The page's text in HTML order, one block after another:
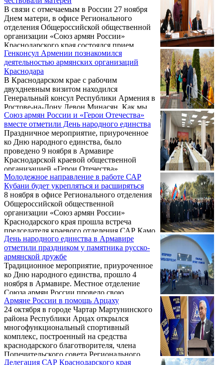
двукратным чемпионом Европейских игр,
двукратным обладателем Кубка Мира,
многократным победителем и призером
чемпионатов России Степаном
Маиловичем Маряняном.
В связи с отмечаемым в России 27 ноября
Днем матери, в офисе Регионального
отделения Общероссийской общественной
организации «Союз армян России»
Краснодарского края состоялся прием
матерей, среди которых были многодетные
матери, матери воспитывающие приемных
детей и детей-инвалидов, матери, сыновья
которых выполняют свой воинский долг в
ходе СВО.
Генконсул Армении познакомился
деятельностью армянских организаций
Краснодара
В Краснодарском крае с рабочим
двухдневным визитом находился
Генеральный консул Республики Армения в
Ростове-на-Дону Левон Минасян. Как мы
уже сообщали, он был принят губернатором
Краснодарского края Вениамином
Кондратьевым, с которым были обсуждены
перспективы сотрудничества между
Кубанью и Арменией. Однако, в программу
визита армянского дипломата в Краснодар
входило также знакомство с местной
армянской общиной.
Союз армян России и «Герои Отечества»
вместе отметили День народного единства
Праздничное мероприятие, приуроченное
ко Дню народного единства, было
проведено 9 ноября в Армавире
Краснодарской краевой общественной
организацией «Герои Отечества»,
Региональным отделением
Общероссийской общественной
организации «Союз армян России»
Краснодарского края и Местным
отделением САР г. Армавира. В
мероприятии также приняли участие
представители администрации и городской
думы Армавира, руководители и члены
национально-культурных общин города,
сотрудники предприятия «Метрополис»,
учащиеся ...
Молодежное направление в работе САР
Кубани будет укрепляться и расширяться
8 ноября в офисе Регионального отделения
Общероссийской общественной
организации «Союз армян России»
Краснодарского края прошла встреча
председателя краевого отделения САР Камо
Дикрановича Айрапетяна с молодежным
активом организации.
День народного единства в Армавире
отметили праздником у памятника русско-
армянской дружбе
Традиционное мероприятие, приуроченное
ко Дню народного единства, прошло 4
ноября в Армавире. Местное отделение
Союза армян России провело свою
праздничную акцию у памятника
«Единство Духа», возведенного в городе по
инициативе армянской общины ровно три
года назад. Величественный памятник
символизирует единоверие и многовековую
дружбу между русским и армянским
народами.
Армяне России в помощь Арцаху
24 октября в городе Чартар Мартунинского
района Республики Арцах открылся
многофункциональный спортивный
комплекс, построенный на средства
краснодарского благотворителя, члена
Попечительского совета Регионального
отделения Союза армян России
Делегация САР Краснодарского края